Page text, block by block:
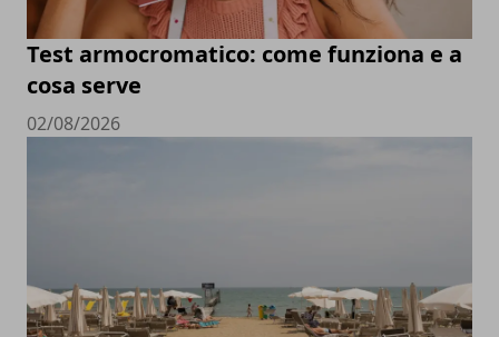
Test armocromatico: come funziona e a
cosa serve
02/08/2026